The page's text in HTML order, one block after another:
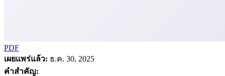
PDF
เผยแพร่แล้ว: ธ.ค. 30, 2025
คำสำคัญ: